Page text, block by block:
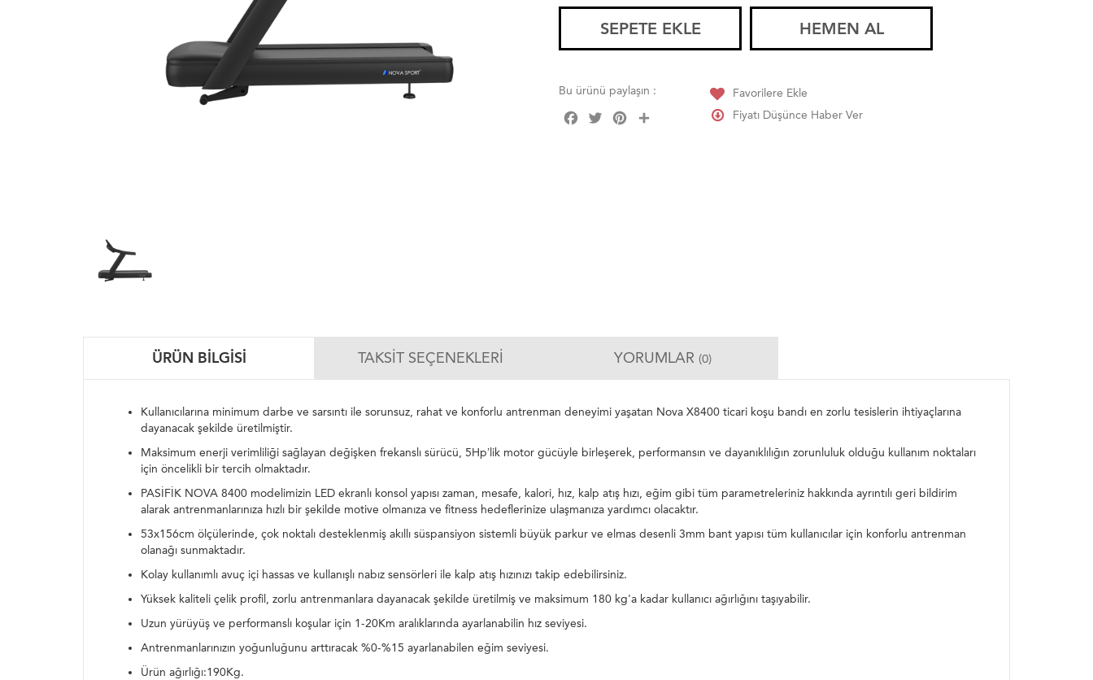
SEPETE EKLE HEMEN AL
Bu ürünü paylaşın :
FacebookTwitterPinterest
Favorilere Ekle
Fiyatı Düşünce Haber Ver
ÜRÜN BILGISI TAKSIT SEÇENEKLERI YORUMLAR (0)
Kullanıcılarına minimum darbe ve sarsıntı ile sorunsuz, rahat ve konforlu antrenman deneyimi yaşatan Nova X8400 ticari koşu bandı en zorlu tesislerin ihtiyaçlarına
dayanacak şekilde üretilmiştir.
Maksimum enerji verimliliği sağlayan değişken frekanslı sürücü, 5Hp’lik motor gücüyle birleşerek, performansın ve dayanıklılığın zorunluluk olduğu kullanım noktaları
için öncelikli bir tercih olmaktadır.
PASİFİK NOVA 8400 modelimizin LED ekranlı konsol yapısı zaman, mesafe, kalori, hız, kalp atış hızı, eğim gibi tüm parametreleriniz hakkında ayrıntılı geri bildirim
alarak antrenmanlarınıza hızlı bir şekilde motive olmanıza ve fitness hedeflerinize ulaşmanıza yardımcı olacaktır.
53x156cm ölçülerinde, çok noktalı desteklenmiş akıllı süspansiyon sistemli büyük parkur ve elmas desenli 3mm bant yapısı tüm kullanıcılar için konforlu antrenman
olanağı sunmaktadır.
Kolay kullanımlı avuç içi hassas ve kullanışlı nabız sensörleri ile kalp atış hızınızı takip edebilirsiniz.
Yüksek kaliteli çelik profil, zorlu antrenmanlara dayanacak şekilde üretilmiş ve maksimum 180 kg'a kadar kullanıcı ağırlığını taşıyabilir.
Uzun yürüyüş ve performanslı koşular için 1-20Km aralıklarında ayarlanabilin hız seviyesi.
Antrenmanlarınızın yoğunluğunu arttıracak %0-%15 ayarlanabilen eğim seviyesi.
Ürün ağırlığı:190Kg.